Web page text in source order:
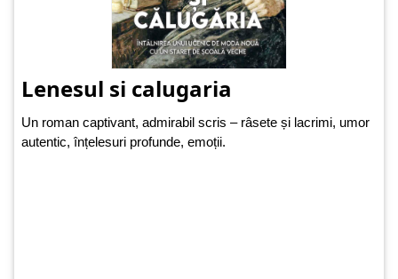
Lenesul si calugaria
Un roman captivant, admirabil scris – râsete și lacrimi, umor
autentic, înțelesuri profunde, emoții.